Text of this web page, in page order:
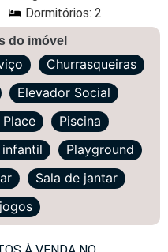
Dormitórios: 2
do imóvel
Churrasqueiras
Elevador Social
Place
Piscina
infantil
Playground
Sala de jantar